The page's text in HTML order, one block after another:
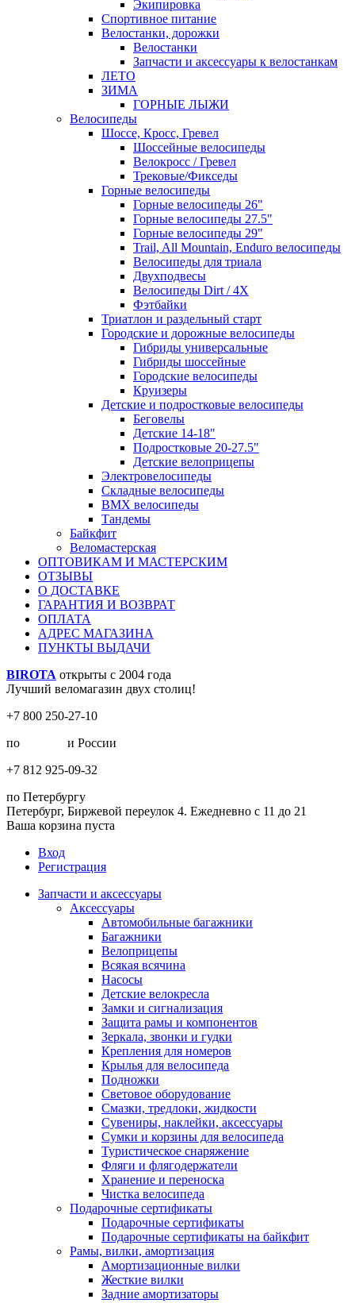
Экипировка
Спортивное питание
Велостанки, дорожки
Велостанки
Запчасти и аксессуары к велостанкам
ЛЕТО
ЗИМА
ГОРНЫЕ ЛЫЖИ
Велосипеды
Шоссе, Кросс, Гревел
Шоссейные велосипеды
Велокросс / Гревел
Трековые/Фикседы
Горные велосипеды
Горные велосипеды 26"
Горные велосипеды 27.5"
Горные велосипеды 29"
Trail, All Mountain, Enduro велосипеды
Велосипеды для триала
Двухподвесы
Велосипеды Dirt / 4X
Фэтбайки
Триатлон и раздельный старт
Городские и дорожные велосипеды
Гибриды универсальные
Гибриды шоссейные
Городские велосипеды
Круизеры
Детские и подростковые велосипеды
Беговелы
Детские 14-18"
Подростковые 20-27.5"
Детские велоприцепы
Электровелосипеды
Складные велосипеды
BMX велосипеды
Тандемы
Байкфит
Веломастерская
ОПТОВИКАМ И МАСТЕРСКИМ
ОТЗЫВЫ
О ДОСТАВКЕ
ГАРАНТИЯ И ВОЗВРАТ
ОПЛАТА
АДРЕС МАГАЗИНА
ПУНКТЫ ВЫДАЧИ
BIROTA открыты с 2004 года
Лучший веломагазин двух столиц!
+7 800 250-27-10
по
и России
+7 812 925-09-32
по Петербургу
Петербург, Биржевой переулок 4. Ежедневно с 11 до 21
Ваша корзина пуста
Вход
Регистрация
Запчасти и аксессуары
Аксессуары
Автомобильные багажники
Багажники
Велоприцепы
Всякая всячина
Насосы
Детские велокресла
Замки и сигнализация
Защита рамы и компонентов
Зеркала, звонки и гудки
Крепления для номеров
Крылья для велосипеда
Подножки
Световое оборудование
Смазки, тредлоки, жидкости
Сувениры, наклейки, аксессуары
Сумки и корзины для велосипеда
Туристическое снаряжение
Фляги и флягодержатели
Хранение и переноска
Чистка велосипеда
Подарочные сертификаты
Подарочные сертификаты
Подарочные сертификаты на байкфит
Рамы, вилки, амортизация
Амортизационные вилки
Жесткие вилки
Задние амортизаторы